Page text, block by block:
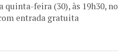
feira (30), às 19h30, no
entrada gratuita